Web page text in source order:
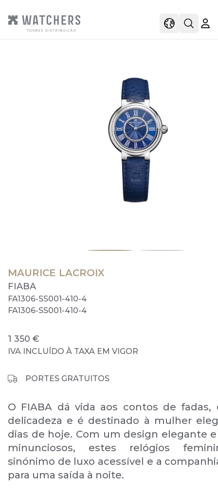
viewOpen
MAURICE LACROIX
FIABA
FA1306-SS001-410-4
FA1306-SS001-410-4
1 350 €
IVA INCLUÍDO À TAXA EM VIGOR
PORTES GRATUITOS
O FIABA dá vida aos contos de fadas,
delicadeza e é destinado à mulher
dias de hoje. Com um design elegante
minunciosos, estes relógios
sinónimo de luxo acessível e a
para uma saída à noite.